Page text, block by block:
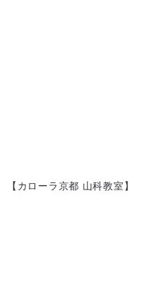
【カローラ京都 山科教室】